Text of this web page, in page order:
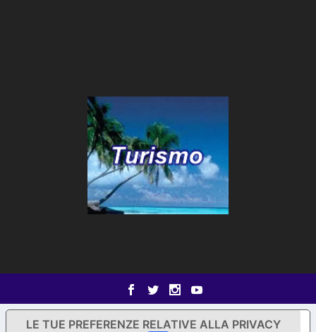
LE TUE PREFERENZE RELATIVE ALLA PRIVACY